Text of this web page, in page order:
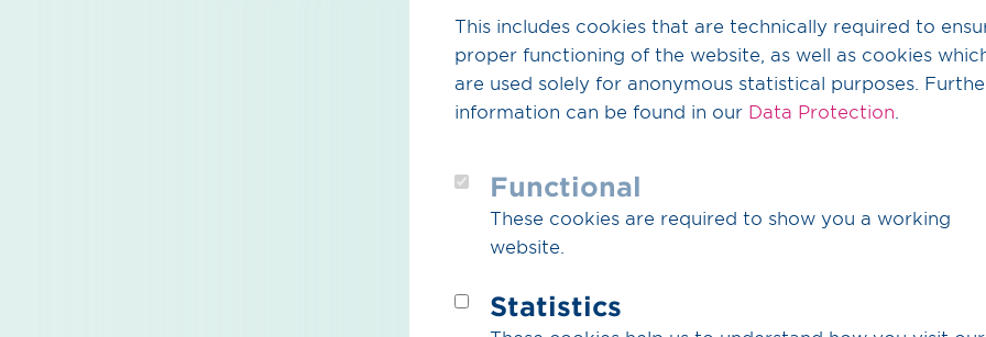
betrifft. Zugleich mahnte er in Richtung
Investitionen in die Wasserstofftauglichkeit von
Seitens der chemischen Industrie machte sich
Industrie sein.
Dr. Jörg Bergmann unterstrich die enorme
Klimaschutzziele bei. Es gehe nun darum, Gas
weiter. Klar für ihn war aber auch: Wenn wir
This includes cookies that are technically required to
proper functioning of the website, as well as cookies
are used solely for anonymous statistical purposes.
information can be found in our Data Protection
Functional
These cookies are required to show you a working
website.
Statistics